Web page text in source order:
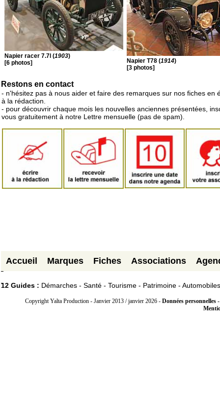
Napier racer 7.7l (1903)
[6 photos]
Napier T78 (1914)
[3 photos]
Restons en contact
- n'hésitez pas à nous aider et faire des remarques sur nos fiches en
à la rédaction.
- pour découvrir chaque mois les nouvelles anciennes présentées,
vous gratuitement à notre Lettre mensuelle (pas de spam).
Accueil Marques Fiches Associations
12 Guides : Démarches - Santé - Tourisme - Patrimoine - Automobiles
Copyright Yalta Production - Janvier 2013 / janvier 2026 - Données personnelles